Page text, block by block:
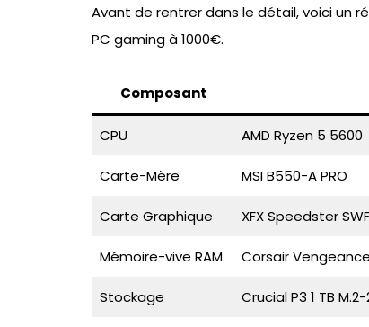
Avant de rentrer dans le détail, voici un
PC gaming à 1000€.
Composant
CPU AMD Ryzen 5 5600
Carte-Mère MSI B550-A PRO
Carte Graphique XFX Speedster
Mémoire-vive RAM Corsair Vengeance
Stockage Crucial P3 1 TB